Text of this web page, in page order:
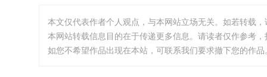
本文仅代表作者个人观点，与本网站立场无关。如若转载
本网站转载信息目的在于传递更多信息。请读者仅作参考
如您不希望作品出现在本站，可联系我们要求撤下您的作